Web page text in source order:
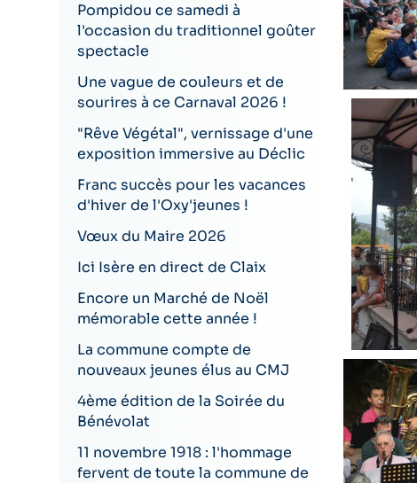
Pompidou ce samedi à
l'occasion du traditionnel goûter
spectacle
Une vague de couleurs et de
sourires à ce Carnaval 2026 !
"Rêve Végétal", vernissage d'une
exposition immersive au Déclic
Franc succès pour les vacances
d'hiver de l'Oxy'jeunes !
Vœux du Maire 2026
Ici Isère en direct de Claix
Encore un Marché de Noël
mémorable cette année !
La commune compte de
nouveaux jeunes élus au CMJ
4ème édition de la Soirée du
Bénévolat
11 novembre 1918 : l'hommage
fervent de toute la commune de